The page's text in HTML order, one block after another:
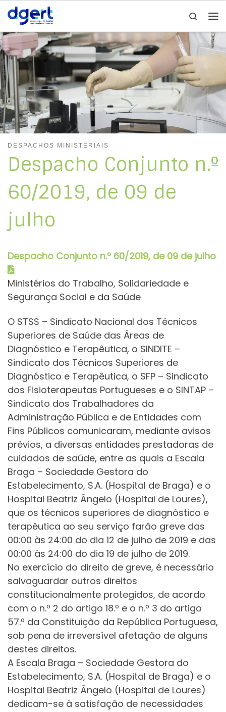
Skip to content
Search
DESPACHOS MINISTERIAIS
Despacho Conjunto n.º
60/2019, de 09 de
julho
Despacho Conjunto n.º 60/2019, de 09 de julho
Ministérios do Trabalho, Solidariedade e
Segurança Social e da Saúde
O STSS – Sindicato Nacional dos Técnicos
Superiores de Saúde das Áreas de
Diagnóstico e Terapêutica, o SINDITE –
Sindicato dos Técnicos Superiores de
Diagnóstico e Terapêutica, o SFP – Sindicato
dos Fisioterapeutas Portugueses e o SINTAP –
Sindicato dos Trabalhadores da
Administração Pública e de Entidades com
Fins Públicos comunicaram, mediante avisos
prévios, a diversas entidades prestadoras de
cuidados de saúde, entre as quais a Escala
Braga – Sociedade Gestora do
Estabelecimento, S.A. (Hospital de Braga) e o
Hospital Beatriz Ângelo (Hospital de Loures),
que os técnicos superiores de diagnóstico e
terapêutica ao seu serviço farão greve das
00:00 às 24:00 do dia 12 de julho de 2019 e das
00:00 às 24:00 do dia 19 de julho de 2019.
No exercício do direito de greve, é necessário
salvaguardar outros direitos
constitucionalmente protegidos, de acordo
com o n.º 2 do artigo 18.º e o n.º 3 do artigo
57.º da Constituição da República Portuguesa,
sob pena de irreversível afetação de alguns
destes direitos.
A Escala Braga – Sociedade Gestora do
Estabelecimento, S.A. (Hospital de Braga) e o
Hospital Beatriz Ângelo (Hospital de Loures)
dedicam-se à satisfação de necessidades